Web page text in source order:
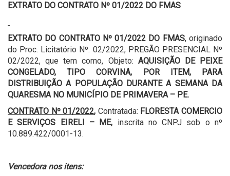
EXTRATO DO CONTRATO Nº 01/2022 DO FMAS
EXTRATO DO CONTRATO Nº 01/2022 DO FMAS, originado
do Proc. Licitatório Nº. 02/2022, PREGÃO PRESENCIAL Nº
02/2022, que tem como, Objeto: AQUISIÇÃO DE PEIXE
CONGELADO, TIPO CORVINA, POR ITEM, PARA
DISTRIBUIÇÃO A POPULAÇÃO DURANTE A SEMANA DA
QUARESMA NO MUNICÍPIO DE PRIMAVERA – PE.
CONTRATO Nº 01/2022, Contratada: FLORESTA COMERCIO
E SERVIÇOS EIRELI – ME, inscrita no CNPJ sob o nº
10.889.422/0001-13.
Vencedora nos itens: